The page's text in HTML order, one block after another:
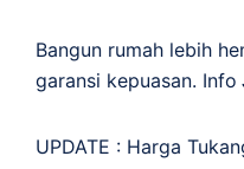
Bangun rumah lebih
garansi kepuasan. Info
UPDATE : Harga